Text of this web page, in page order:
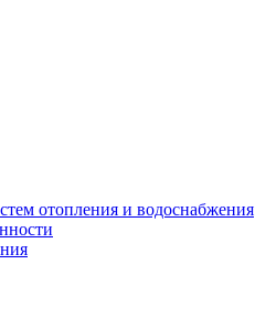
отопления и водоснабжения